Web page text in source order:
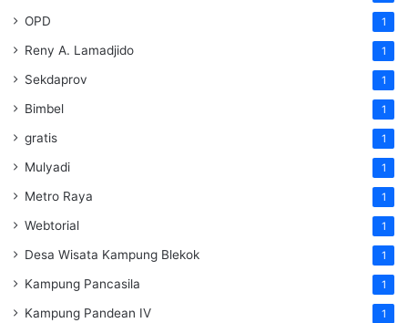
OPD 1
Reny A. Lamadjido 1
Sekdaprov 1
Bimbel 1
gratis 1
Mulyadi 1
Metro Raya 1
Webtorial 1
Desa Wisata Kampung Blekok 1
Kampung Pancasila 1
Kampung Pandean IV 1